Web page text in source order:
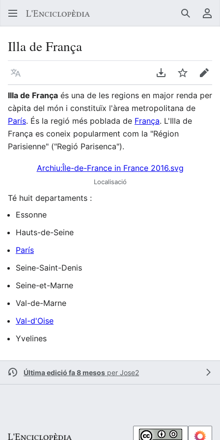
Buscar
Illa de França
Llegir en un atre idioma Descarregar en
Vigilar
Illa de França és una de les regions en major renda per
càpita del món i constituïx l'àrea metropolitana de
París. És la regió més poblada de França. L'Illa de
França es coneix popularment com la "Région
Parisienne" ("Regió Parisenca").
Archiu:Île-de-France in France 2016.svg
Localisació
Té huit departaments :
Essonne
Hauts-de-Seine
París
Seine-Saint-Denis
Seine-et-Marne
Val-de-Marne
Val-d'Oise
Yvelines
Última edició fa 8 mesos per Jose2